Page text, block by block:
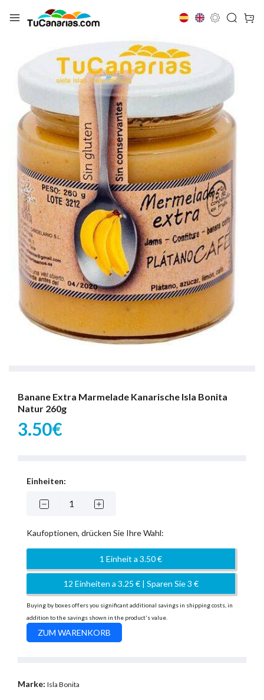
Banane Extra Marmelade Kanarische Isla Bonita
Natur 260g
3.50€
Einheiten:
Kaufoptionen, drücken Sie Ihre Wahl:
1 Einheit a 3.50 €
12 Einheiten a 3.25 € | Sparen Sie 3 €
Buying by boxes offers you significant additional savings in shipping costs, in
addition to the savings shown in the product's value.
Marke: Isla Bonita